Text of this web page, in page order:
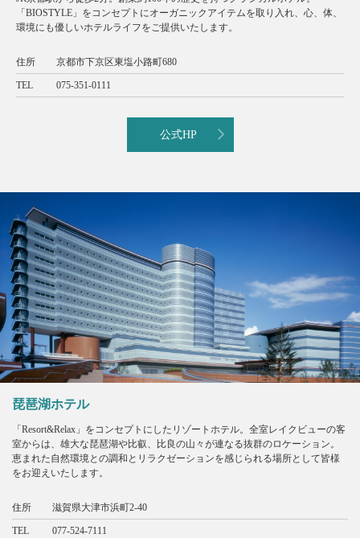
「BIOSTYLE」をコンセプトにオーガニックアイテムを取り入れ、心、体、
環境にも優しいホテルライフをご提供いたします。
住所 京都市下京区東塩小路町680
TEL 075-351-0111
公式HP
琵琶湖ホテル
「Resort&Relax」をコンセプトにしたリゾートホテル。全室レイクビューの客
室からは、雄大な琵琶湖や比叡、比良の山々が連なる抜群のロケーション。
恵まれた自然環境との調和とリラクゼーションを感じられる場所として皆様
をお迎えいたします。
住所 滋賀県大津市浜町2-40
TEL 077-524-7111